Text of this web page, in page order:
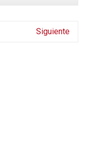
Siguiente